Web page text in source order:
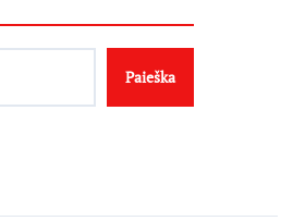
Paieška